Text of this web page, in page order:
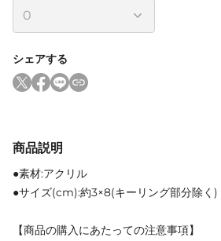
シェアする
商品説明
●素材:アクリル
●サイズ(cm):約3×8(キーリング部分除く)
【商品の購入にあたっての注意事項】